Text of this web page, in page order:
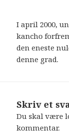
I april 2000,
kancho
den eneste
denne grad.
Skriv et
Du skal være
kommentar.